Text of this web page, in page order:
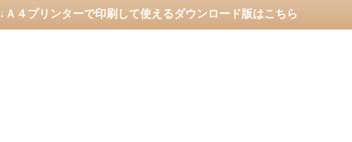
↓Ａ４プリンターで印刷して使えるダウンロード版はこちら